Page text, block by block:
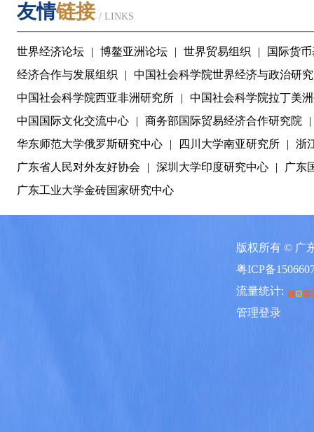
友情链接 / LINKS
世界经济论坛 | 博鳌亚洲论坛 | 世界贸易组织 |
国际货
经济合作与发展组织
|
中国社会科学院世界经济与政治研
中国社会科学院西亚非洲研究所
|
中国社会科学院拉丁美
中国国际文化交流中心
| 商务部国际贸易经济合作研究院
|
华东师范大学俄罗斯研究中心
| 四川大学南亚研究所 |
浙
广东省人民对外友好协会
| 深圳大学印度研究中心 |
广东
广东工业大学金砖国家研究中心
版权所有 © 广
粤ICP备
流量统计:
管理登录